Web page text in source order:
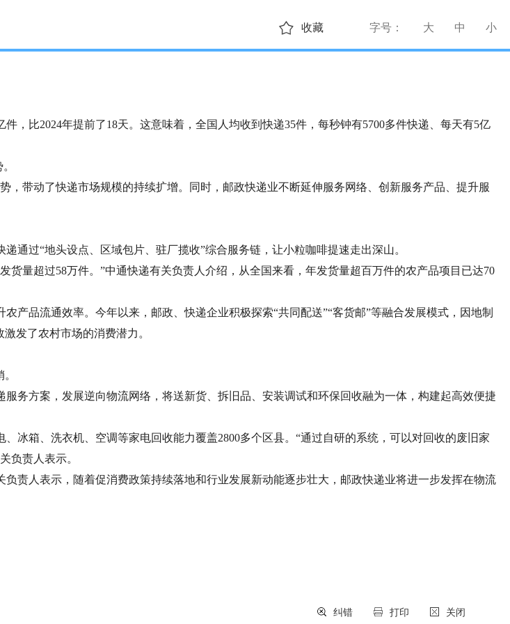
字号： 大 中 小
收藏
比2024年提前了18天。这意味着，全国人均收到快递35件，每秒钟有5700多件快递、每天有5亿
带动了快递市场规模的持续扩增。同时，邮政快递业不断延伸服务网络、创新服务产品、提升服
过“地头设点、区域包片、驻厂揽收”综合服务链，让小粒咖啡提速走出深山。
量超过58万件。”中通快递有关负责人介绍，从全国来看，年发货量超百万件的农产品项目已达70
品流通效率。今年以来，邮政、快递企业积极探索“共同配送”“客货邮”等融合发展模式，因地制
发了农村市场的消费潜力。
方案，发展逆向物流网络，将送新货、拆旧品、安装调试和环保回收融为一体，构建起高效便捷
箱、洗衣机、空调等家电回收能力覆盖2800多个区县。“通过自研的系统，可以对回收的废旧家
负责人表示。
人表示，随着促消费政策持续落地和行业发展新动能逐步壮大，邮政快递业将进一步发挥在物流
关闭
打印
纠错